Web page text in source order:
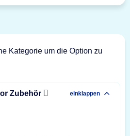
Kategorie um die Option zu
Zubehör einklappen